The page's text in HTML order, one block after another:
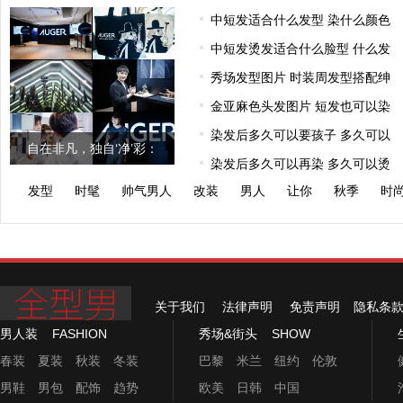
感、改善形
自在非凡，独自‘净’彩：
中短发适合什么发型 染什么颜色
中短发烫发适合什么脸型 什么发
秀场发型图片 时装周发型搭配绅
金亚麻色头发图片 短发也可以染
染发后多久可以要孩子 多久可以
染发后多久可以再染 多久可以烫
发型
时髦 帅气男人 改装 男人 让你 秋季 时
关于我们 法律声明 免责声明
隐私条款
男人装 FASHION
春装
夏装 秋装
冬装
男鞋
男包 配饰 趋势
秀场&街头 SHOW
巴黎
米兰 纽约
伦敦
欧美
日韩 中国